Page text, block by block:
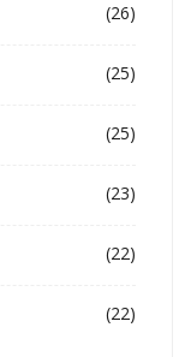
(26)
(25)
(25)
(23)
(22)
(22)